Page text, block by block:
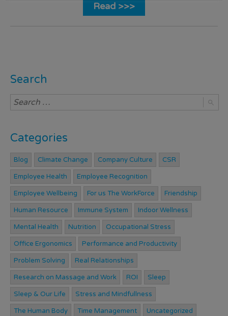
Read >>>
Search
Categories
Blog Climate Change Company Culture CSR
Employee Health Employee Recognition
Employee Wellbeing For us The WorkForce Friendship
Human Resource Immune System Indoor Wellness
Mental Health Nutrition Occupational Stress
Office Ergonomics Performance and Productivity
Problem Solving Real Relationships
Research on Massage and Work ROI Sleep
Sleep & Our Life Stress and Mindfullness
The Human Body Time Management Uncategorized